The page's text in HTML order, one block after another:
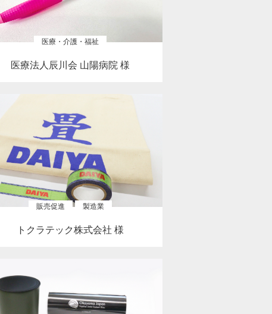
医療・介護・福祉
医療法人辰川会 山陽病院 様
販売促進 製造業
トクラテック株式会社 様